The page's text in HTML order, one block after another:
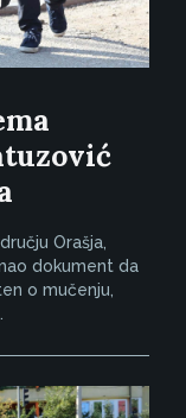
Orašja,
dokument da
o mučenju,